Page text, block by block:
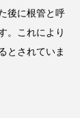
後に根管と呼
。これにより
とされていま